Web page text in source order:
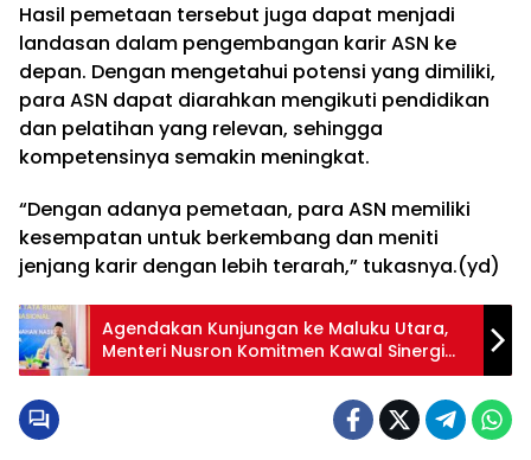
Hasil pemetaan tersebut juga dapat menjadi
landasan dalam pengembangan karir ASN ke
depan. Dengan mengetahui potensi yang dimiliki,
para ASN dapat diarahkan mengikuti pendidikan
dan pelatihan yang relevan, sehingga
kompetensinya semakin meningkat.
“Dengan adanya pemetaan, para ASN memiliki
kesempatan untuk berkembang dan meniti
jenjang karir dengan lebih terarah,” tukasnya.(yd)
Agendakan Kunjungan ke Maluku Utara,
Menteri Nusron Komitmen Kawal Sinergi
Jajaran di Moloku Kie Raha